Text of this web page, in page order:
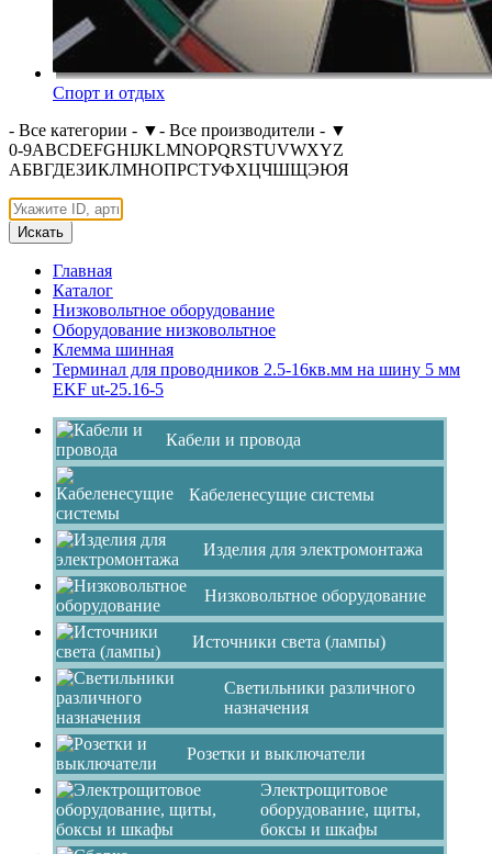
Спорт и отдых
- Все категории - ▼- Все производители - ▼
0-9ABCDEFGHIJKLMNOPQRSTUVWXYZ
АБВГДЕЗИКЛМНОПРСТУФХЦЧШЩЭЮЯ
Искать
Главная
Каталог
Низковольтное оборудование
Оборудование низковольтное
Клемма шинная
Терминал для проводников 2.5-16кв.мм на шину 5 мм
EKF ut-25.16-5
Кабели и провода
Кабеленесущие системы
Изделия для электромонтажа
Низковольтное оборудование
Источники света (лампы)
Светильники различного
назначения
Розетки и выключатели
Электрощитовое
оборудование, щиты,
боксы и шкафы